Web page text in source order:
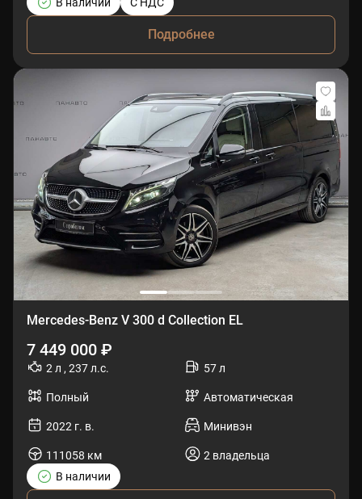
В наличии С НДС
Подробнее
Mercedes-Benz V 300 d Collection EL
7 449 000 ₽
2 л , 237 л.с. 57 л
Полный Автоматическая
2022 г. в. Минивэн
111058 км
2 владельца
В наличии